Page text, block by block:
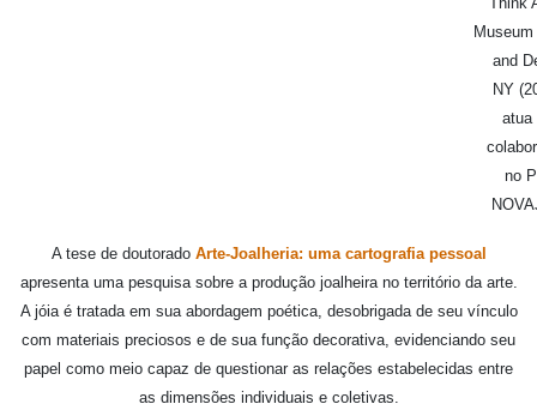
and
NY
atua
no
A tese de doutorado Arte-Joalheria: uma cartografia pessoal
apresenta uma pesquisa sobre a produção joalheira no território da arte.
A jóia é tratada em sua abordagem poética, desobrigada de seu vínculo
com materiais preciosos e de sua função decorativa, evidenciando seu
papel como meio capaz de questionar as relações estabelecidas entre
as dimensões individuais e coletivas.